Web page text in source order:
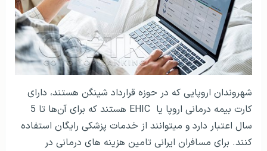
شهروندان اروپایی که در حوزه قرارداد شینگن هستند، دارای
کارت بیمه درمانی اروپا یا EHIC
هستند که برای آن‌ها تا 5
سال اعتبار دارد و می­توانند از خدمات پزشکی رایگان استفاده
کنند. برای مسافران ایرانی تامین هزینه های درمانی در